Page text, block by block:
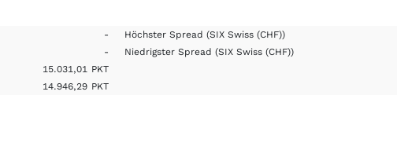
- Höchster Spread(SIX Swiss (CHF))
- Niedrigster Spread(SIX Swiss (CHF))
15.031,01 PKT
14.946,29 PKT